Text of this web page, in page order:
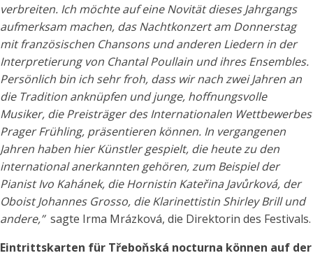
verbreiten. Ich möchte auf eine Novität dieses Jahrgangs
aufmerksam machen, das Nachtkonzert am Donnerstag
mit französischen Chansons und anderen Liedern in der
Interpretierung von Chantal Poullain und ihres Ensembles.
Persönlich bin ich sehr froh, dass wir nach zwei Jahren an
die Tradition anknüpfen und junge, hoffnungsvolle
Musiker, die Preisträger des Internationalen Wettbewerbes
Prager Frühling, präsentieren können. In vergangenen
Jahren haben hier Künstler gespielt, die heute zu den
international anerkannten gehören, zum Beispiel der
Pianist Ivo Kahánek, die Hornistin Kateřina Javůrková, der
Oboist Johannes Grosso, die Klarinettistin Shirley Brill und
andere,” sagte Irma Mrázková, die Direktorin des Festivals.
Eintrittskarten für Třeboňská nocturna können auf der